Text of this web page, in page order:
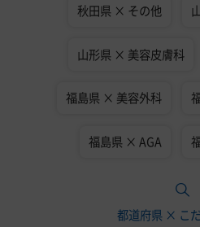
秋田県 × その他
山形県 × 美容皮膚科
福島県 × 美容外科
福島県 × AGA
都道府県 × こ